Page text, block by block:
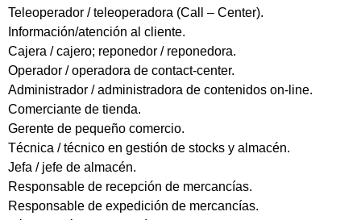
Teleoperador / teleoperadora (Call – Center).
Información/atención al cliente.
Cajera / cajero; reponedor / reponedora.
Operador / operadora de contact-center.
Administrador / administradora de contenidos on-line.
Comerciante de tienda.
Gerente de pequeño comercio.
Técnica / técnico en gestión de stocks y almacén.
Jefa / jefe de almacén.
Responsable de recepción de mercancías.
Responsable de expedición de mercancías.